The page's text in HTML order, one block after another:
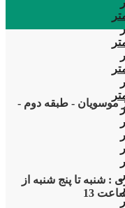
موسویان - طبقه دوم -
تا پنج شنبه از